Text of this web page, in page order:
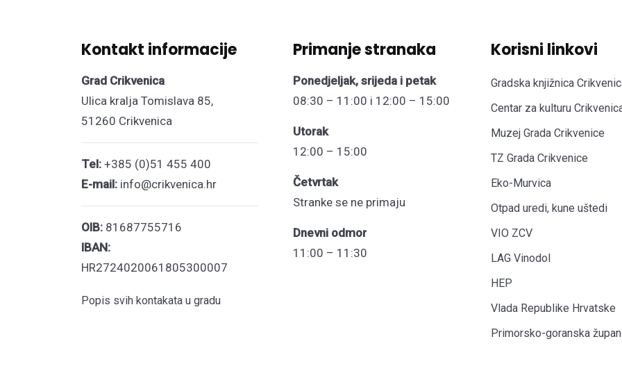
Kontakt informacije
Grad Crikvenica
Ulica kralja Tomislava 85,
51260 Crikvenica
Tel: +385 (0)51 455 400
E-mail: info@crikvenica.hr
OIB: 81687755716
IBAN:
HR2724020061805300007
Popis svih kontakata u gradu
Primanje stranaka
Ponedjeljak, srijeda i petak
08:30 – 11:00 i 12:00 – 15:00
Utorak
12:00 – 15:00
Četvrtak
Stranke se ne primaju
Dnevni odmor
11:00 – 11:30
Korisni linkovi
Gradska knjižnica
Centar za kulturu
Muzej Grada Crikvenice
TZ Grada Crikvenice
Eko-Murvica
Otpad uredi, kune uštedi
VIO ZCV
LAG Vinodol
HEP
Vlada Republike Hrvatske
Primorsko-goranska